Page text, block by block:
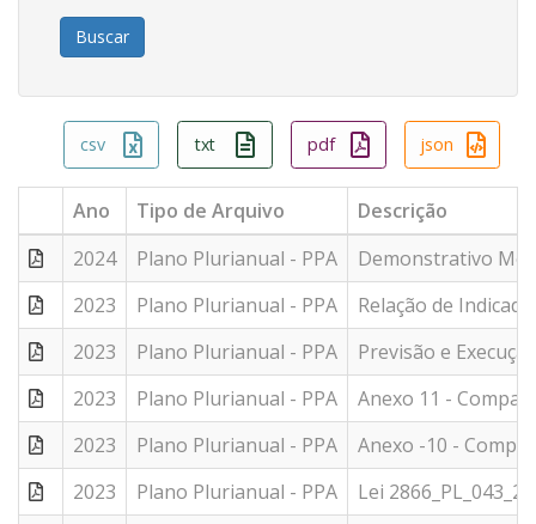
csv txt pdf json
Ano Tipo de Arquivo
Descrição
2024
Plano Plurianual - PPA
Demonstrativo
2023
Plano Plurianual - PPA
Relação de
2023
Plano Plurianual - PPA
Previsão e
2023
Plano Plurianual - PPA
Anexo 11 -
2023
Plano Plurianual - PPA
Anexo -10 -
2023
Plano Plurianual - PPA
Lei